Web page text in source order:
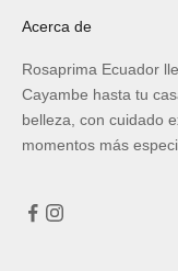
Acerca de
Rosaprima Ecuador
Cayambe hasta tu
belleza, con cuidado
momentos más